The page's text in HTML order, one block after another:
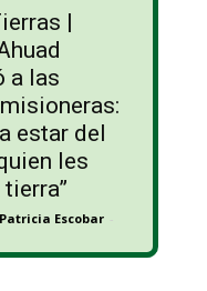
|
a las
estar del
les
Patricia Escobar -